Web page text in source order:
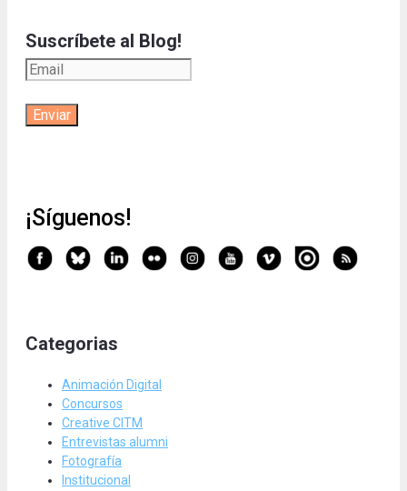
Suscríbete al Blog!
¡Síguenos!
Categorias
Animación Digital
Concursos
Creative CITM
Entrevistas alumni
Fotografía
Institucional